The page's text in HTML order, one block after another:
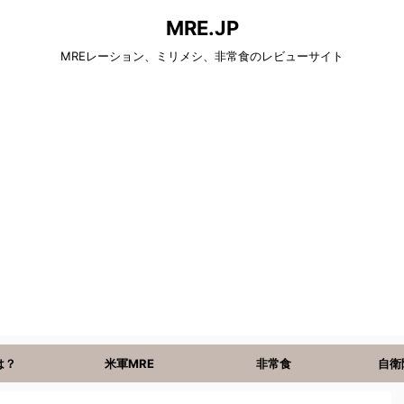
MRE.JP
MREレーション、ミリメシ、非常食のレビューサイト
米軍MRE 非常食 自